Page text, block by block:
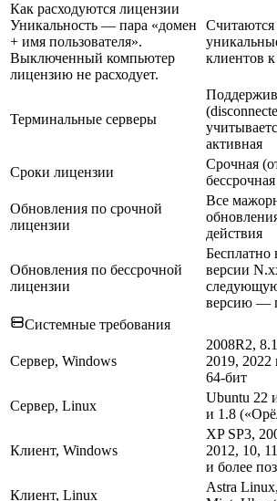
Как расходуются лицензии
Уникальность — пара «домен
+ имя пользователя».
Выключенный компьютер
лицензию не расходует.
клиентов
Терминальные серверы
активная
Сроки лицензии
Срочная
бессрочная
Обновления по срочной
лицензии
Все
действия
Обновления по бессрочной
лицензии
Бесплатно
версии
версию —
Системные требования
Сервер, Windows
2008R2,
2019, 2022
64-бит
Сервер, Linux
Ubuntu 22
и 1.8
Клиент, Windows
XP SP3,
2012, 10,
и более
Клиент, Linux
Astra